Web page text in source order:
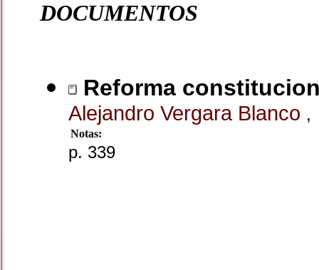
DOCUMENTOS
Reforma
Alejandro Vergara Blanco ,
Notas:
p. 339